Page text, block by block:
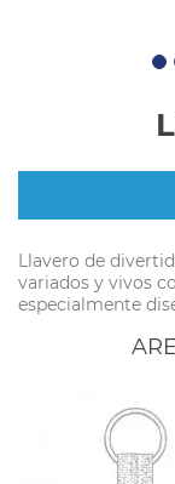
Llavero de
variados y vivos
especialmente